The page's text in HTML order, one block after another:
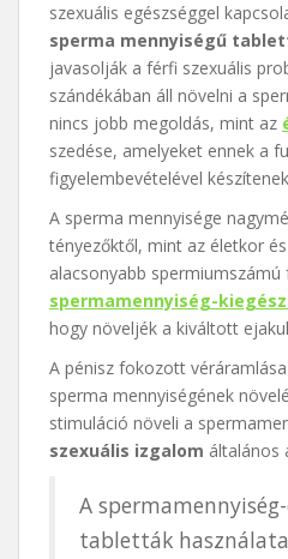
szexuális egészséggel
sperma mennyiségű
javasolják a férfi szexuális
szándékában áll növelni a
nincs jobb megoldás, mint az
szedése, amelyeket ennek a
figyelembevételével
A sperma mennyisége
tényezőktől, mint az életkor
alacsonyabb spermiumszámú
spermamennyiség-
hogy növeljék a kiváltott
A pénisz fokozott
sperma mennyiségének
stimuláció növeli a
szexuális izgalom általános
A
tabletták